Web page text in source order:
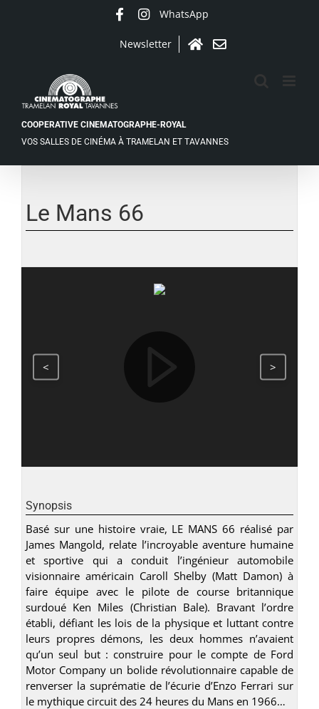
WhatsApp
Newsletter
AccueilContact
COOPERATIVE CINEMATOGRAPHE-ROYAL
VOS SALLES DE CINÉMA À TRAMELAN ET TAVANNES
Le Mans 66
< >
Synopsis
Basé sur une histoire vraie, LE MANS 66 réalisé par
James Mangold, relate l’incroyable aventure humaine
et sportive qui a conduit l’ingénieur automobile
visionnaire américain Caroll Shelby (Matt Damon) à
faire équipe avec le pilote de course britannique
surdoué Ken Miles (Christian Bale). Bravant l’ordre
établi, défiant les lois de la physique et luttant contre
leurs propres démons, les deux hommes n’avaient
qu’un seul but : construire pour le compte de Ford
Motor Company un bolide révolutionnaire capable de
renverser la suprématie de l’écurie d’Enzo Ferrari sur
le mythique circuit des 24 heures du Mans en 1966…